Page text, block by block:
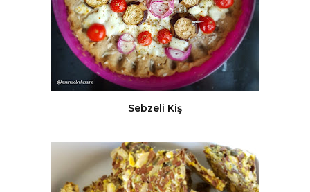
Sebzeli Kiş